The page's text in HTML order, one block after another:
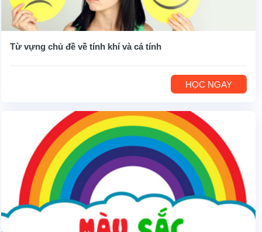
Từ vựng chủ đề về tính khí và cá tính
HỌC NGAY